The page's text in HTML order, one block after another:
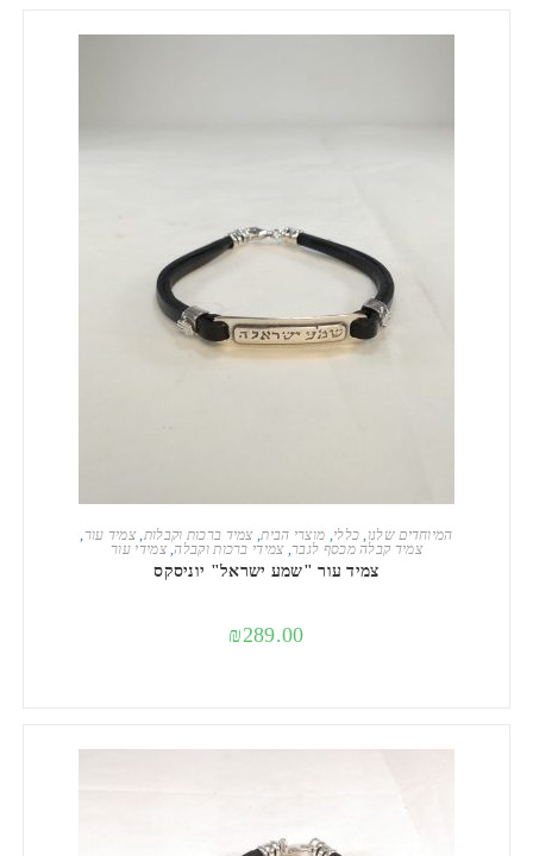
הוספה לסל המיוחדים שלנו, כללי, מוצרי הבית,צמיד ברכות וקבלות,צמיד עור,
צמיד קבלה מכסף לגבר,צמידי ברכות וקבלה,צמידי עור
צמיד עור "שמע ישראל" יוניסקס
₪289.00